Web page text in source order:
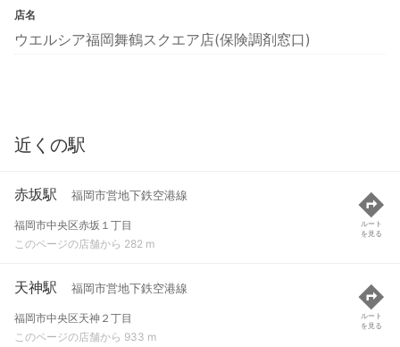
店名
ウエルシア福岡舞鶴スクエア店(保険調剤窓口)
近くの駅
赤坂駅 福岡市営地下鉄空港線
福岡市中央区赤坂１丁目
このページの店舗から 282 m
ルート
を見る
天神駅 福岡市営地下鉄空港線
福岡市中央区天神２丁目
このページの店舗から 933 m
ルート
を見る